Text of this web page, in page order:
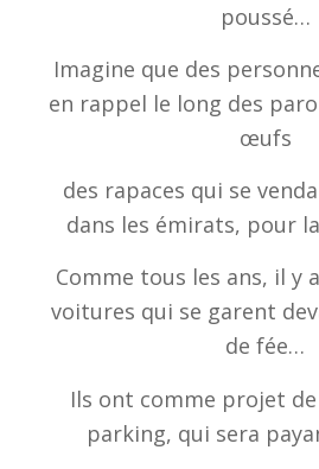
poussé…
Imagine que des
en rappel le long des
œufs
des rapaces qui se
dans les émirats, pour
Comme tous les ans, il y
voitures qui se garent
de fée…
Ils ont comme projet
parking, qui sera